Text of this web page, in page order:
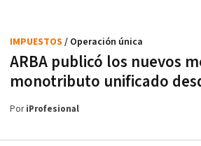
ARBA publicó los nuevos
monotributo unificado
IMPUESTOS / Operación única
PoriProfesional